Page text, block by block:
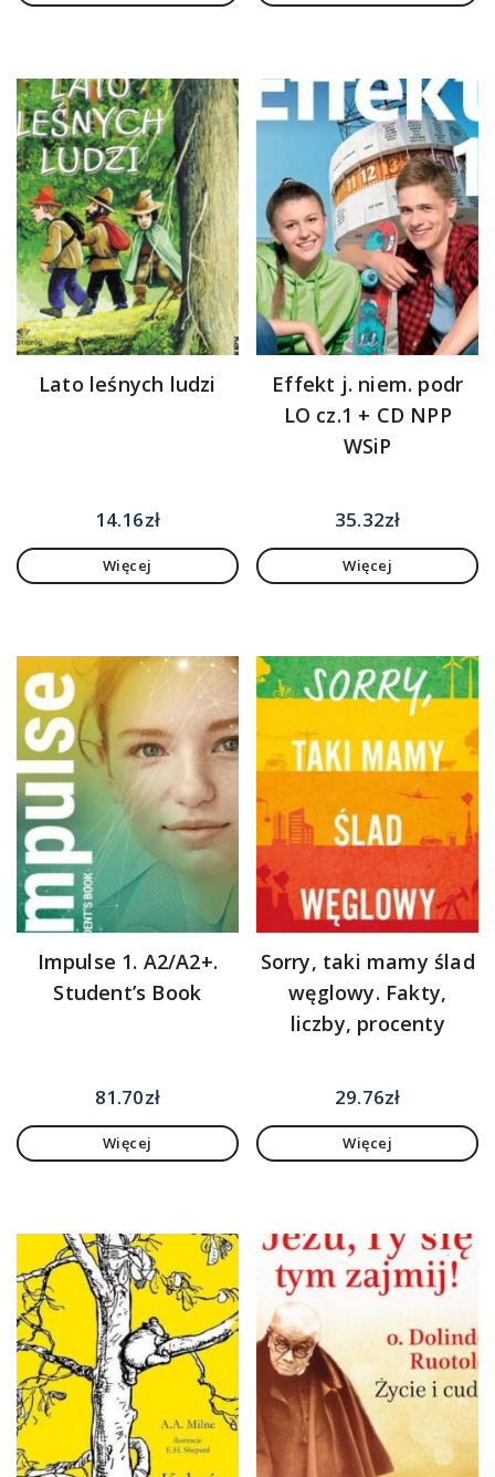
Lato leśnych ludzi
14.16zł
Więcej
Effekt j. niem. podr
LO cz.1 + CD NPP
WSiP
35.32zł
Więcej
Impulse 1. A2/A2+.
Student’s Book
81.70zł
Więcej
Sorry, taki mamy ślad
węglowy. Fakty,
liczby, procenty
29.76zł
Więcej